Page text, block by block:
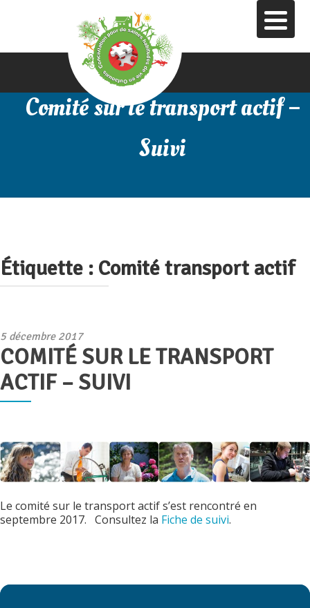
Comité sur le transport actif –
Suivi
Étiquette : Comité transport actif
Publié
le
5 décembre 2017
COMITÉ SUR LE TRANSPORT
ACTIF – SUIVI
Le comité sur le transport actif s’est rencontré en
septembre 2017. Consultez la Fiche de suivi.